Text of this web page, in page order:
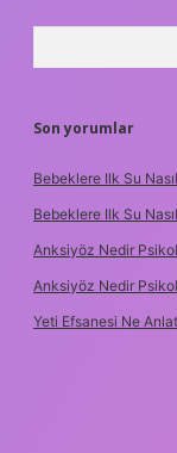
Son yorumlar
Bebeklere Ilk Su
Bebeklere Ilk Su
Anksiyöz Nedir
Anksiyöz Nedir
Yeti Efsanesi Ne